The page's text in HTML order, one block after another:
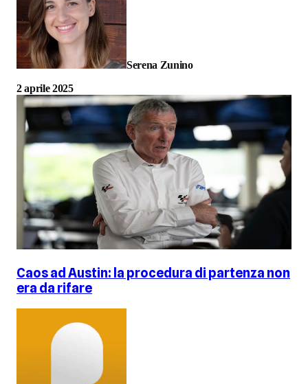
Serena Zunino
2 aprile 2025
Caos ad Austin: la procedura di partenza non
era da rifare